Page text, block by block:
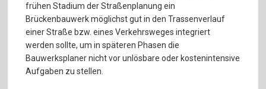
frühen Stadium der Straßenplanung ein
Brückenbauwerk möglichst gut in den Trassenverlauf
einer Straße bzw. eines Verkehrsweges integriert
werden sollte, um in späteren Phasen die
Bauwerksplaner nicht vor unlösbare oder kostenintensive
Aufgaben zu stellen.